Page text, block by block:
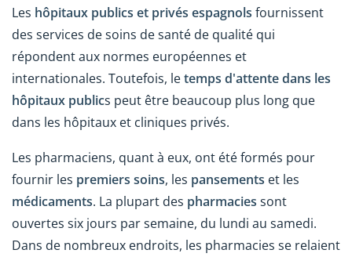
Les hôpitaux publics et privés espagnols fournissent
des services de soins de santé de qualité qui
répondent aux normes européennes et
internationales. Toutefois, letemps d'attente dans les
hôpitaux publics peut être beaucoup plus long que
dans les hôpitaux et cliniques privés.
Les pharmaciens, quant à eux, ont été formés pour
fournir les premiers soins, les pansements et les
médicaments. La plupart des pharmacies sont
ouvertes six jours par semaine, du lundi au samedi.
Dans de nombreux endroits, les pharmacies se relaient